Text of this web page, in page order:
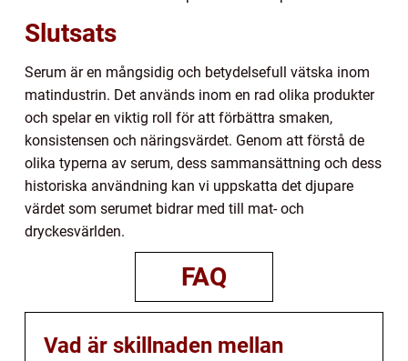
Slutsats
Serum är en mångsidig och betydelsefull vätska inom
matindustrin. Det används inom en rad olika produkter
och spelar en viktig roll för att förbättra smaken,
konsistensen och näringsvärdet. Genom att förstå de
olika typerna av serum, dess sammansättning och dess
historiska användning kan vi uppskatta det djupare
värdet som serumet bidrar med till mat- och
dryckesvärlden.
FAQ
Vad är skillnaden mellan